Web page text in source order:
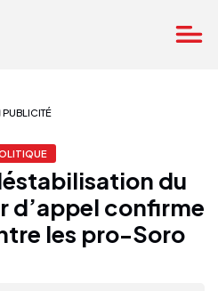
PUBLICITÉ
du
d’appel confirme
les pro-Soro